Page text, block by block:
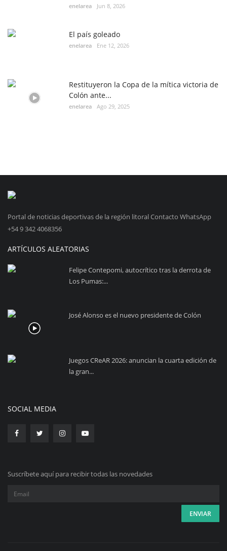
enelarea Jun 8, 2026
El país goleado
enelarea Ene 12, 2026
Restituyeron la Copa de la mítica victoria de
Colón ante...
enelarea Ago 29, 2025
Portal de noticias deportivas de la región litoral Contacto WhatsApp
+54 9 342 4068356
ARTÍCULOS ALEATORIAS
Felipe Contepomi, autocrítico tras la derrota de
Los Pumas:...
José Alonso es el nuevo presidente de Colón
Juegos CReAR 2026: anuncian la cuarta edición de
la gran...
SOCIAL MEDIA
Suscríbete aquí para recibir todas las novedades